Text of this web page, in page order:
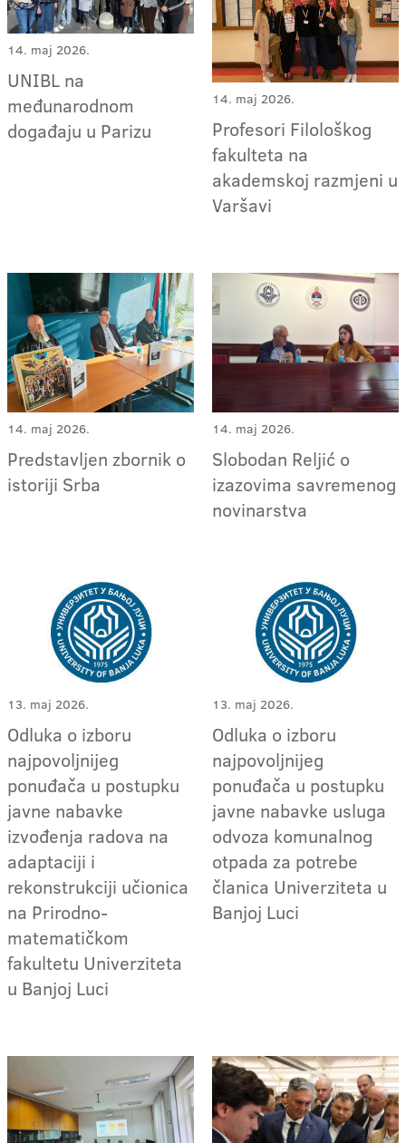
14. maj 2026.
UNIBL na
međunarodnom
događaju u Parizu
14. maj 2026.
Profesori Filološkog
fakulteta na
akademskoj razmjeni u
Varšavi
14. maj 2026.
Predstavljen zbornik o
istoriji Srba
14. maj 2026.
Slobodan Reljić o
izazovima savremenog
novinarstva
13. maj 2026.
Odluka o izboru
najpovoljnijeg
ponuđača u postupku
javne nabavke
izvođenja radova na
adaptaciji i
rekonstrukciji učionica
na Prirodno-
matematičkom
fakultetu Univerziteta
u Banjoj Luci
13. maj 2026.
Odluka o izboru
najpovoljnijeg
ponuđača u postupku
javne nabavke usluga
odvoza komunalnog
otpada za potrebe
članica Univerziteta u
Banjoj Luci